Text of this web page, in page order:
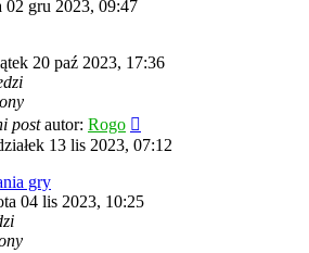
02 gru 2023, 09:47
20 paź 2023, 17:36
postautor: Rogo
13 lis 2023, 07:12
gry
04 lis 2023, 10:25